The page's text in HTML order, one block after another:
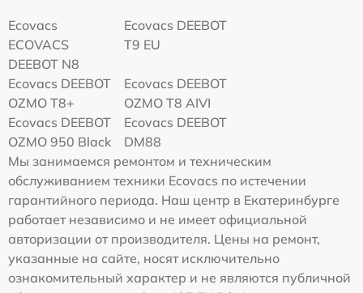
Ecovacs
ECOVACS
DEEBOT N8
Ecovacs DEEBOT
T9 EU
Ecovacs DEEBOT
OZMO T8+
Ecovacs DEEBOT
OZMO T8 AIVI
Ecovacs DEEBOT
OZMO 950 Black
Ecovacs DEEBOT
DM88
Мы занимаемся ремонтом и техническим
обслуживанием техники Ecovacs по истечении
гарантийного периода. Наш центр в Екатеринбурге
работает независимо и не имеет официальной
авторизации от производителя. Цены на ремонт,
указанные на сайте, носят исключительно
ознакомительный характер и не являются публичной